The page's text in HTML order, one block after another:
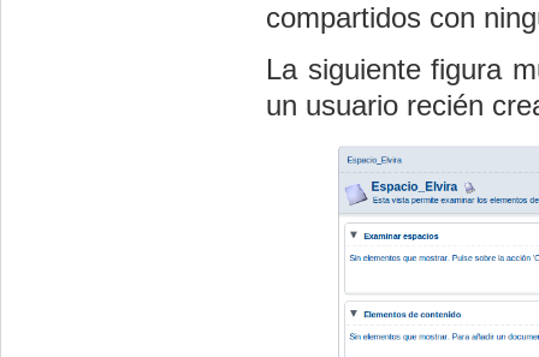
compartidos con
La siguiente figura
un usuario recién